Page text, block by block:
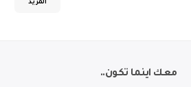
المزيد
معك اينما تكون..